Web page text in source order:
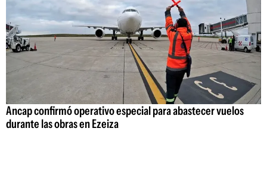
Ancap confirmó operativo especial para abastecer vuelos
durante las obras en Ezeiza